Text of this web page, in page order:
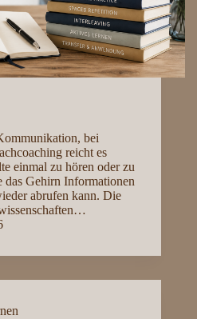
bei
reicht es
einmal zu hören oder zu
das Gehirn Informationen
abrufen kann. Die